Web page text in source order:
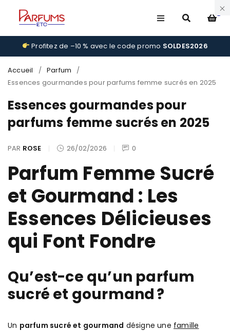
0
Profitez de –10 % avec le code promo SOLDES2026
Accueil / Parfum
/
Essences gourmandes pour parfums femme sucrés en 2025
Essences gourmandes pour
parfums femme sucrés en 2025
PAR ROSE 26/02/2026 0
Parfum Femme Sucré
et Gourmand : Les
Essences Délicieuses
qui Font Fondre
Qu’est-ce qu’un parfum
sucré et gourmand ?
Un parfum sucré et gourmand désigne une famille